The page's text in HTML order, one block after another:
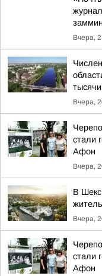
Вчера,
Вчера,
стали
Афон
Вчера,
В
Вчера,
стали
Афон